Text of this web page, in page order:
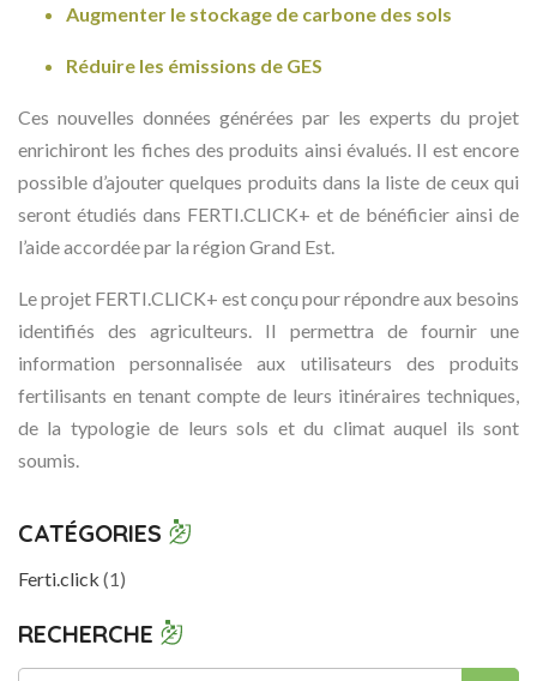
Augmenter le stockage de carbone des sols
Réduire les émissions de GES
Ces nouvelles données générées par les experts du projet
enrichiront les fiches des produits ainsi évalués. Il est encore
possible d’ajouter quelques produits dans la liste de ceux qui
seront étudiés dans FERTI.CLICK+ et de bénéficier ainsi de
l’aide accordée par la région Grand Est.
Le projet FERTI.CLICK+ est conçu pour répondre aux besoins
identifiés des agriculteurs. Il permettra de fournir une
information personnalisée aux utilisateurs des produits
fertilisants en tenant compte de leurs itinéraires techniques,
de la typologie de leurs sols et du climat auquel ils sont
soumis.
CATÉGORIES
Ferti.click (1)
RECHERCHE